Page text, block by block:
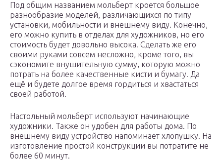
Под общим названием мольберт кроется большое
разнообразие моделей, различающихся по типу
установки, мобильности и внешнему виду. Конечно,
его можно купить в отделах для художников, но его
стоимость будет довольно высока. Сделать же его
своими руками совсем несложно, кроме того, вы
сэкономите внушительную сумму, которую можно
потрать на более качественные кисти и бумагу. Да
ещё и будете долгое время гордиться и хвастаться
своей работой.
Настольный мольберт используют начинающие
художники. Также он удобен для работы дома. По
внешнему виду устройство напоминает хлопушку. На
изготовление простой конструкции вы потратите не
более 60 минут.